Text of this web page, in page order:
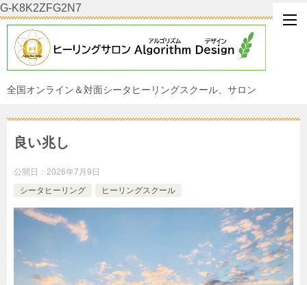
G-K8K2ZFG2N7
全国オンライン＆対面シータヒーリングスクール、サロン
良い兆し
公開日： 2026年7月9日
シータヒーリング
ヒーリングスクール